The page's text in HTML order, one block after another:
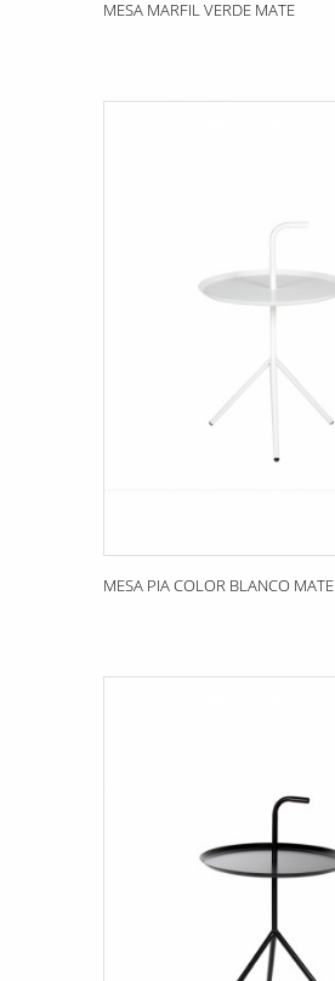
MESA MARFIL VERDE MATE
MESA PIA COLOR BLANCO MATE